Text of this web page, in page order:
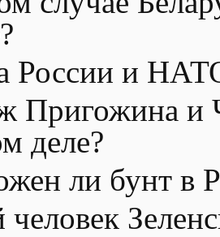
России и
Пригожина и
деле?
ли бунт в
человек